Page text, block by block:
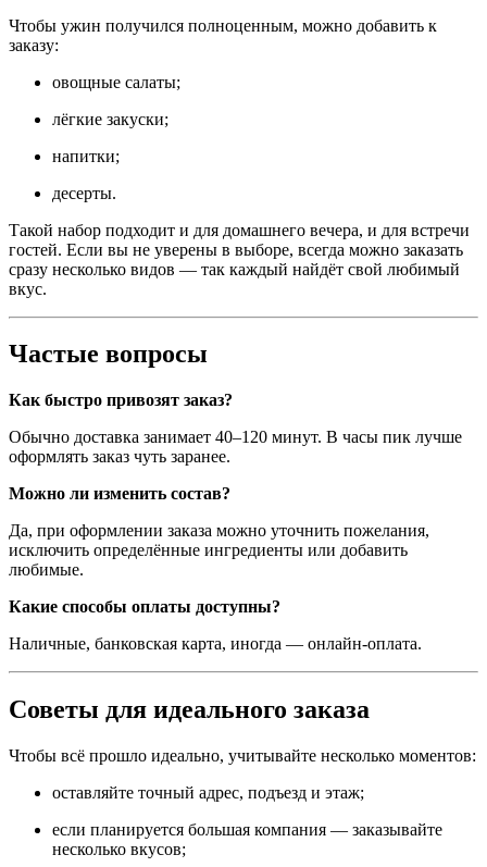
Чтобы ужин получился полноценным, можно добавить к
заказу:
овощные салаты;
лёгкие закуски;
напитки;
десерты.
Такой набор подходит и для домашнего вечера, и для встречи
гостей. Если вы не уверены в выборе, всегда можно заказать
сразу несколько видов — так каждый найдёт свой любимый
вкус.
Частые вопросы
Как быстро привозят заказ?
Обычно доставка занимает 40–120 минут. В часы пик лучше
оформлять заказ чуть заранее.
Можно ли изменить состав?
Да, при оформлении заказа можно уточнить пожелания,
исключить определённые ингредиенты или добавить
любимые.
Какие способы оплаты доступны?
Наличные, банковская карта, иногда — онлайн-оплата.
Советы для идеального заказа
Чтобы всё прошло идеально, учитывайте несколько моментов:
оставляйте точный адрес, подъезд и этаж;
если планируется большая компания — заказывайте
несколько вкусов;